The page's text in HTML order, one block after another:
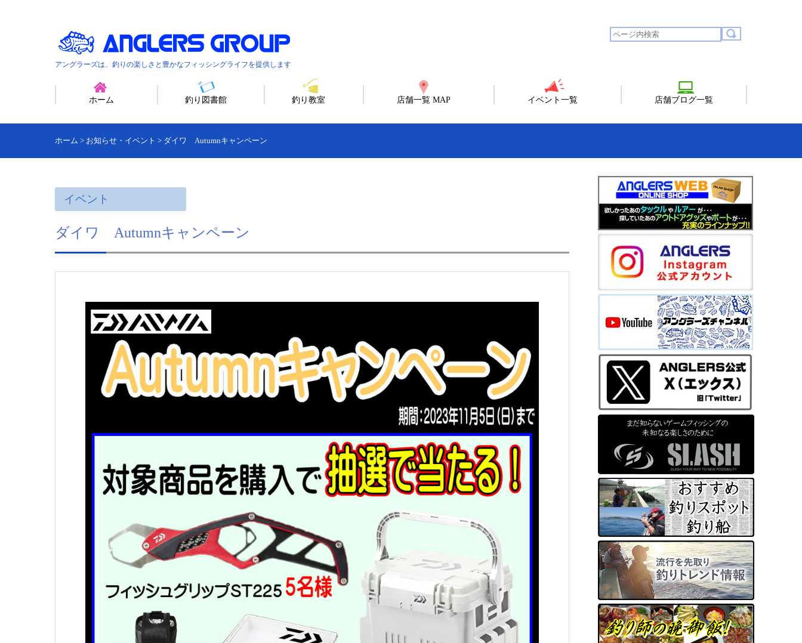
アングラーズは、釣りの楽しさと豊かなフィッシングライフを提供します
ホーム 釣り図書館 釣り教室 店舗一覧 MAP イベント一覧 店舗ブログ一覧
ホーム > お知らせ・イベント > ダイワ Autumnキャンペーン
イベント
ダイワ Autumnキャンペーン